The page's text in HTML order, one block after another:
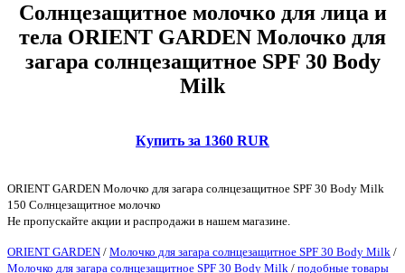
Солнцезащитное молочко для лица и
тела ORIENT GARDEN Молочко для
загара солнцезащитное SPF 30 Body
Milk
Купить за 1360 RUR
ORIENT GARDEN Молочко для загара солнцезащитное SPF 30 Body Milk
150 Солнцезащитное молочко
Не пропускайте акции и распродажи в нашем магазине.
ORIENT GARDEN / Молочко для загара солнцезащитное SPF 30 Body Milk /
Молочко для загара солнцезащитное SPF 30 Body Milk / подобные товары